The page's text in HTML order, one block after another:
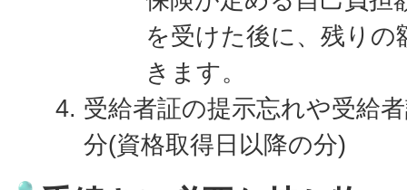
を受けた後に、残り
きます。
受給者証の提示忘れや受給
分(資格取得日以降の分)